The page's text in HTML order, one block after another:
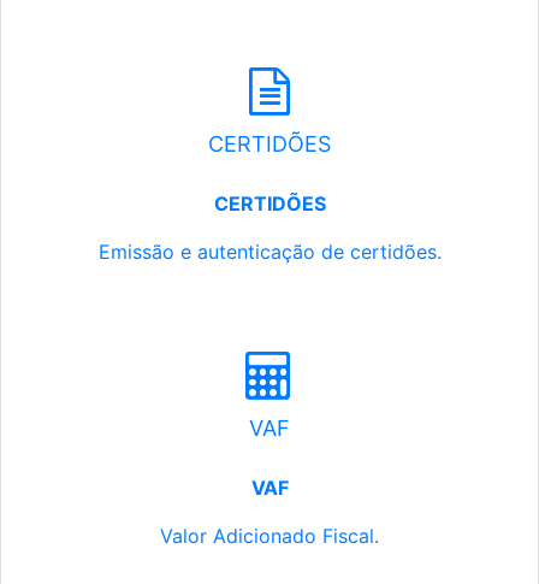
CERTIDÕES
CERTIDÕES
Emissão e autenticação de certidões.
VAF
VAF
Valor Adicionado Fiscal.